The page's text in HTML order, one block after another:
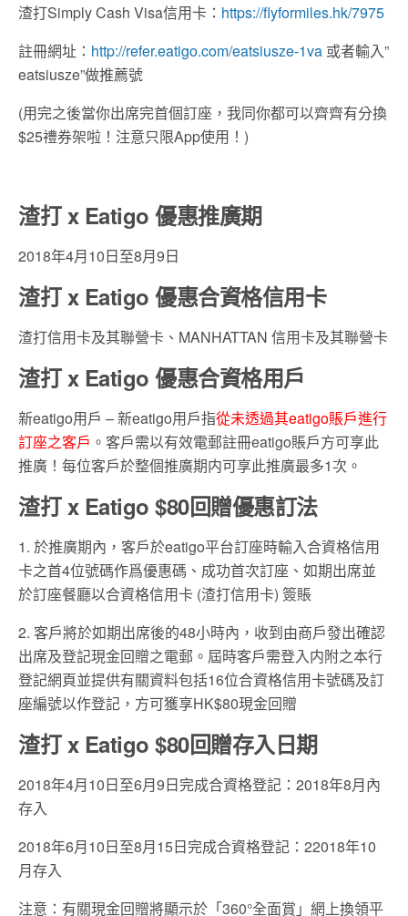
渣打Simply Cash Visa信用卡： https://flyformiles.hk/7975
註冊網址： http://refer.eatigo.com/eatsiusze-1va 或者輸入”
eatsiusze”做推薦號
(用完之後當你出席完首個訂座，我同你都可以齊齊有分換
$25禮券架啦！注意只限App使用！)
渣打 x Eatigo 優惠推廣期
2018年4月10日至8月9日
渣打 x Eatigo 優惠合資格信用卡
渣打信用卡及其聯營卡、MANHATTAN 信用卡及其聯營卡
渣打 x Eatigo 優惠合資格用戶
新eatigo用戶 – 新eatigo用戶指從未透過其eatigo賬戶進行
訂座之客戶 。客戶需以有效電郵註冊eatigo賬戶方可享此
推廣！每位客戶於整個推廣期内可享此推廣最多1次。
渣打 x Eatigo $80回贈優惠訂法
1. 於推廣期內，客戶於eatigo平台訂座時輸入合資格信用
卡之首4位號碼作爲優惠碼、成功首次訂座、如期出席並
於訂座餐廳以合資格信用卡 (渣打信用卡) 簽賬
2. 客戶將於如期出席後的48小時內，收到由商戶發出確認
出席及登記現金回贈之電郵。屆時客戶需登入内附之本行
登記網頁並提供有關資料包括16位合資格信用卡號碼及訂
座編號以作登記，方可獲享HK$80現金回贈
渣打 x Eatigo $80回贈存入日期
2018年4月10日至6月9日完成合資格登記：2018年8月內
存入
2018年6月10日至8月15日完成合資格登記：22018年10
月存入
注意：有關現金回贈將顯示於「360°全面賞」網上換領平